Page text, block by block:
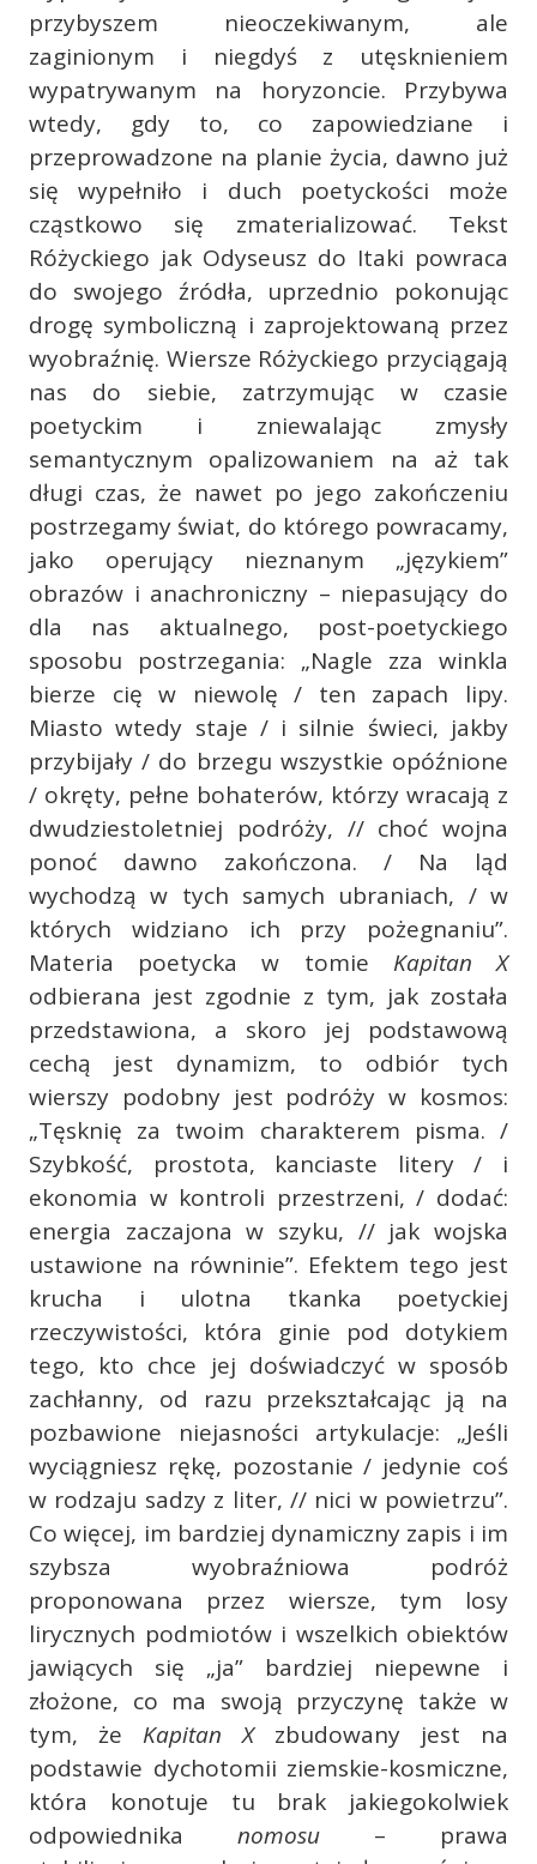
przybyszem nieoczekiwanym, ale
zaginionym i niegdyś z utęsknieniem
wypatrywanym na horyzoncie. Przybywa
wtedy, gdy to, co zapowiedziane i
przeprowadzone na planie życia, dawno już
się wypełniło i duch poetyckości może
cząstkowo się zmaterializować. Tekst
Różyckiego jak Odyseusz do Itaki powraca
do swojego źródła, uprzednio pokonując
drogę symboliczną i zaprojektowaną przez
wyobraźnię. Wiersze Różyckiego przyciągają
nas do siebie, zatrzymując w czasie
poetyckim i zniewalając zmysły
semantycznym opalizowaniem na aż tak
długi czas, że nawet po jego zakończeniu
postrzegamy świat, do którego powracamy,
jako operujący nieznanym „językiem”
obrazów i anachroniczny – niepasujący do
dla nas aktualnego, post-poetyckiego
sposobu postrzegania: „Nagle zza winkla
bierze cię w niewolę / ten zapach lipy.
Miasto wtedy staje / i silnie świeci, jakby
przybijały / do brzegu wszystkie opóźnione
/ okręty, pełne bohaterów, którzy wracają z
dwudziestoletniej podróży, // choć wojna
ponoć dawno zakończona. / Na ląd
wychodzą w tych samych ubraniach, / w
których widziano ich przy pożegnaniu”.
Materia poetycka w tomie Kapitan X
odbierana jest zgodnie z tym, jak została
przedstawiona, a skoro jej podstawową
cechą jest dynamizm, to odbiór tych
wierszy podobny jest podróży w kosmos:
„Tęsknię za twoim charakterem pisma. /
Szybkość, prostota, kanciaste litery / i
ekonomia w kontroli przestrzeni, / dodać:
energia zaczajona w szyku, // jak wojska
ustawione na równinie”. Efektem tego jest
krucha i ulotna tkanka poetyckiej
rzeczywistości, która ginie pod dotykiem
tego, kto chce jej doświadczyć w sposób
zachłanny, od razu przekształcając ją na
pozbawione niejasności artykulacje: „Jeśli
wyciągniesz rękę, pozostanie / jedynie coś
w rodzaju sadzy z liter, // nici w powietrzu”.
Co więcej, im bardziej dynamiczny zapis i im
szybsza wyobraźniowa podróż
proponowana przez wiersze, tym losy
lirycznych podmiotów i wszelkich obiektów
jawiących się „ja” bardziej niepewne i
złożone, co ma swoją przyczynę także w
tym, że Kapitan X zbudowany jest na
podstawie dychotomii ziemskie-kosmiczne,
która konotuje tu brak jakiegokolwiek
odpowiednika nomosu – prawa